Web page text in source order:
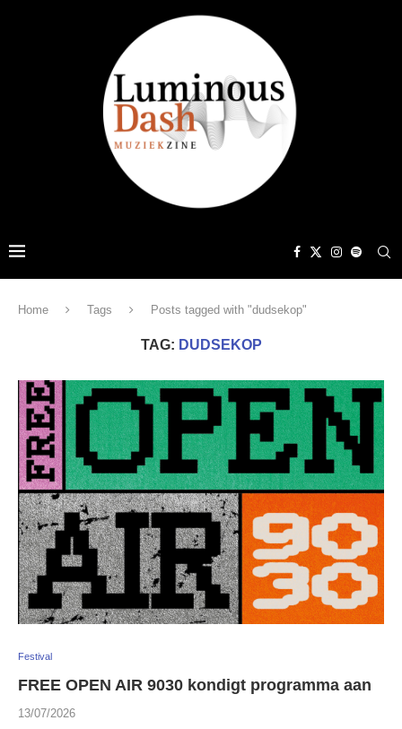
Home Tags Posts tagged with "dudsekop"
TAG: DUDSEKOP
Festival
FREE OPEN AIR 9030 kondigt programma aan
13/07/2026